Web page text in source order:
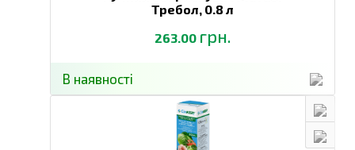
Требол, 0.8 л
263.00 грн.
В наявності